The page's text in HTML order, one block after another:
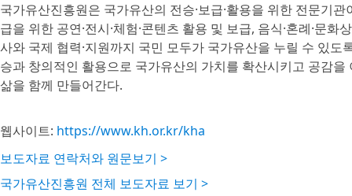
국가유산진흥원은 국가유산의 전승·보급·활용을 위한 전문기
급을 위한 공연·전시·체험·콘텐츠 활용 및 보급, 음식·혼례·문
사와 국제 협력·지원까지 국민 모두가 국가유산을 누릴 수 있
승과 창의적인 활용으로 국가유산의 가치를 확산시키고 공감
삶을 함께 만들어간다.
웹사이트: https://www.kh.or.kr/kha
보도자료 연락처와 원문보기 >
국가유산진흥원 전체 보도자료 보기 >